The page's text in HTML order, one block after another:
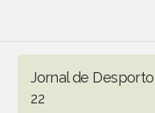
Jornal de
22